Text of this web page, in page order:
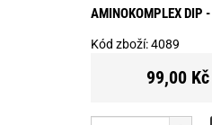
AMINOKOMPLEX DIP
Kód zboží:4089
99,00